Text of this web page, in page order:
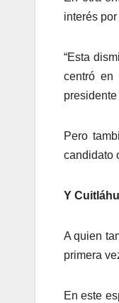
interés
“Esta
centró en
Pero
candidato
Y
A quien
primera
En este